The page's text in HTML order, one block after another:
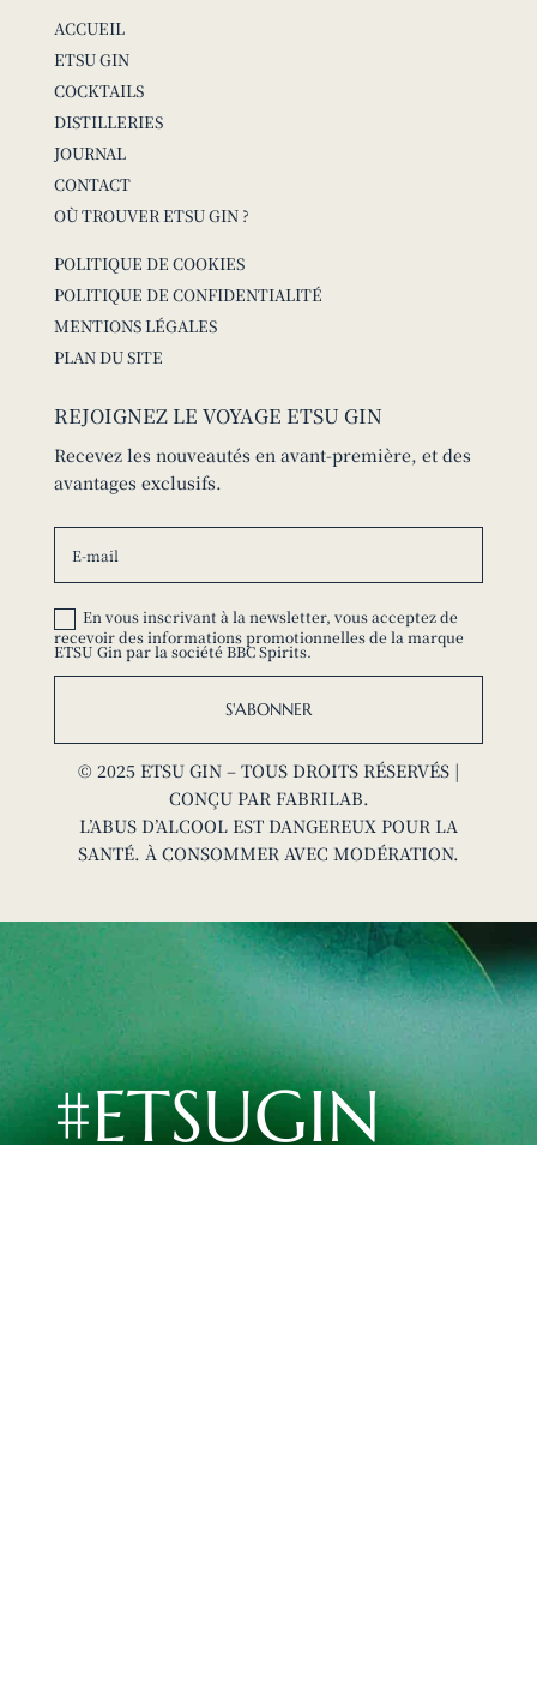
ACCUEIL
ETSU GIN
COCKTAILS
DISTILLERIES
JOURNAL
CONTACT
OÙ TROUVER ETSU GIN ?
POLITIQUE DE COOKIES
POLITIQUE DE CONFIDENTIALITÉ
MENTIONS LÉGALES
PLAN DU SITE
REJOIGNEZ LE VOYAGE ETSU GIN
Recevez les nouveautés en avant-première, et des
avantages exclusifs.
En vous inscrivant à la newsletter, vous acceptez de
recevoir des informations promotionnelles de la marque
ETSU Gin par la société BBC Spirits.
S'ABONNER
© 2025 ETSU GIN – TOUS DROITS RÉSERVÉS |
CONÇU PAR FABRILAB.
L’ABUS D’ALCOOL EST DANGEREUX POUR LA
SANTÉ. À CONSOMMER AVEC MODÉRATION.
#ETSUGIN